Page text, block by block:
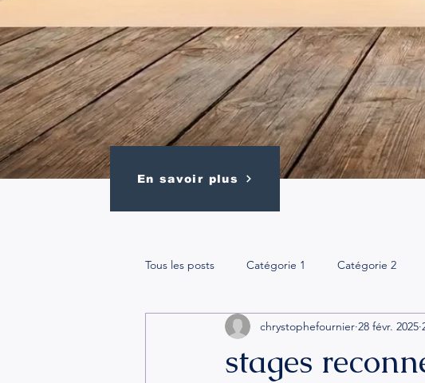
En savoir plus
Tous les posts Catégorie 1 Catégorie 2
stages
chrystophefournier 28 févr. 2025